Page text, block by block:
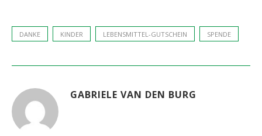
DANKE KINDER LEBENSMITTEL-GUTSCHEIN SPENDE
GABRIELE VAN DEN BURG